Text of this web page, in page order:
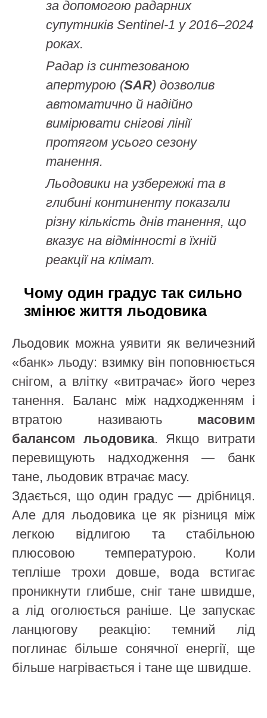
за допомогою радарних
супутників Sentinel‑1 у 2016–2024
роках.
Радар із синтезованою
апертурою (SAR) дозволив
автоматично й надійно
вимірювати снігові лінії
протягом усього сезону
танення.
Льодовики на узбережжі та в
глибині континенту показали
різну кількість днів танення, що
вказує на відмінності в їхній
реакції на клімат.
Чому один градус так сильно
змінює життя льодовика
Льодовик можна уявити як величезний
«банк» льоду: взимку він поповнюється
снігом, а влітку «витрачає» його через
танення. Баланс між надходженням і
втратою називають масовим
балансом льодовика. Якщо витрати
перевищують надходження — банк
тане, льодовик втрачає масу.
Здається, що один градус — дрібниця.
Але для льодовика це як різниця між
легкою відлигою та стабільною
плюсовою температурою. Коли
тепліше трохи довше, вода встигає
проникнути глибше, сніг тане швидше,
а лід оголюється раніше. Це запускає
ланцюгову реакцію: темний лід
поглинає більше сонячної енергії, ще
більше нагрівається і тане ще швидше.